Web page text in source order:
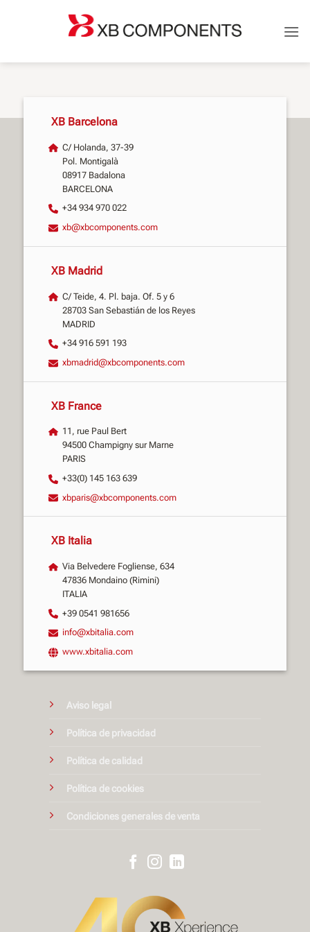
XB Barcelona
C/ Holanda, 37-39
Pol. Montigalà
08917 Badalona
BARCELONA
+34 934 970 022
xb@xbcomponents.com
XB Madrid
C/ Teide, 4. Pl. baja. Of. 5 y 6
28703 San Sebastián de los Reyes
MADRID
+34 916 591 193
xbmadrid@xbcomponents.com
XB France
11, rue Paul Bert
94500 Champigny sur Marne
PARIS
+33(0) 145 163 639
xbparis@xbcomponents.com
XB Italia
Via Belvedere Fogliense, 634
47836 Mondaino (Rimini)
ITALIA
+39 0541 981656
info@xbitalia.com
www.xbitalia.com
Aviso legal
Política de privacidad
Política de calidad
Política de cookies
Condiciones generales de venta